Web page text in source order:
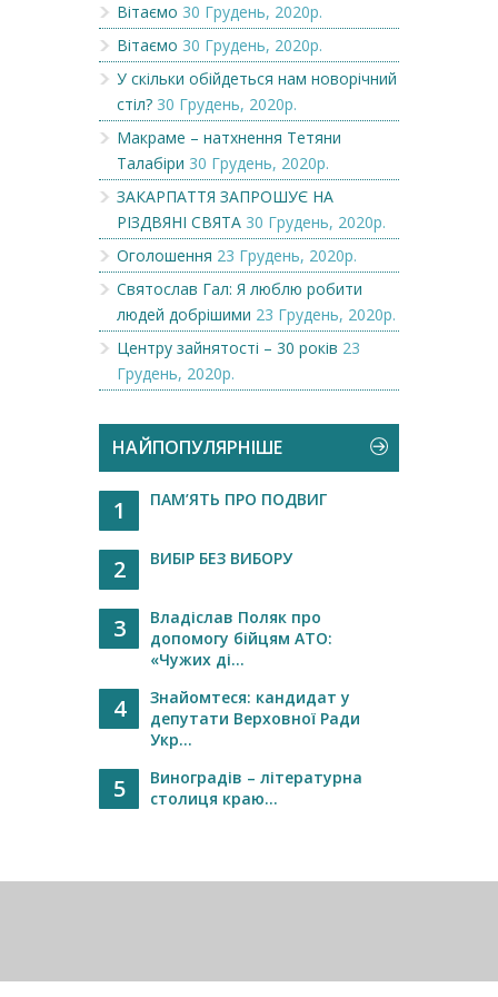
Вітаємо 30 Грудень, 2020р.
Вітаємо 30 Грудень, 2020р.
У скільки обійдеться нам новорічний
стіл? 30 Грудень, 2020р.
Макраме – натхнення Тетяни
Талабіри 30 Грудень, 2020р.
ЗАКАРПАТТЯ ЗАПРОШУЄ НА
РІЗДВЯНІ СВЯТА 30 Грудень, 2020р.
Оголошення 23 Грудень, 2020р.
Святослав Гал: Я люблю робити
людей добрішими 23 Грудень, 2020р.
Центру зайнятості – 30 років 23
Грудень, 2020р.
НАЙПОПУЛЯРНІШЕ
1 ПАМ’ЯТЬ ПРО ПОДВИГ
2 ВИБІР БЕЗ ВИБОРУ
3
Владіслав Поляк про
допомогу бійцям АТО:
«Чужих ді...
4
Знайомтеся: кандидат у
депутати Верховної Ради
Укр...
5
Виноградів – літературна
столиця краю...